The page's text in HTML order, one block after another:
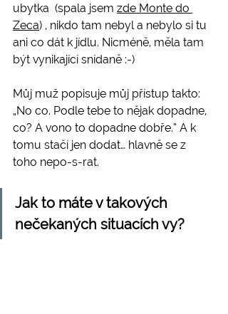
ubytka  (spala jsem zde Monte do
Zeca) , nikdo tam nebyl a nebylo si tu
ani co dát k jídlu. Nicméně, měla tam
být vynikající snídaně :-)
Můj muž popisuje můj přístup takto:
„No co. Podle tebe to nějak dopadne,
co? A vono to dopadne dobře.“ A k
tomu stačí jen dodat… hlavně se z
toho nepo-s-rat.
Jak to máte v takových
nečekaných situacích vy?